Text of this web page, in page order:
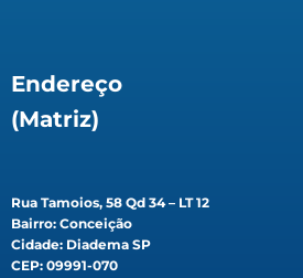
Endereço
(Matriz)
Rua Tamoios, 58 Qd 34 – LT 12
Bairro: Conceição
Cidade: Diadema SP
CEP: 09991-070